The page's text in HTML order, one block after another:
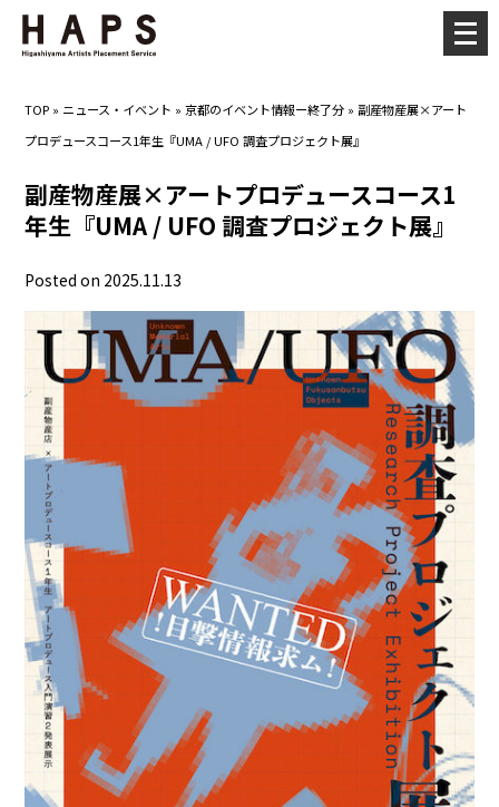
TOP » ニュース・イベント »京都のイベント情報ー終了分 »副産物産展×アート
プロデュースコース1年生『UMA / UFO 調査プロジェクト展』
副産物産展×アートプロデュースコース1
年生『UMA / UFO 調査プロジェクト展』
Posted on 2025.11.13
メ
ニ
ー
開